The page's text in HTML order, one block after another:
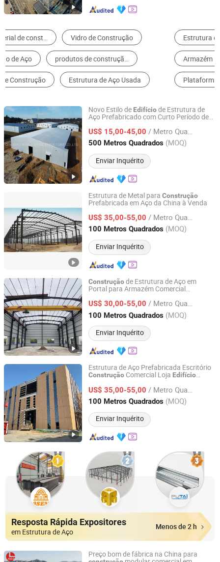
Estrutura de Aço
Armazém Pré-fabricado Oficinas & Plantas
Plataforma de Estrutura de Aço Casa Contêiner
Novo Estilo de Edifíciode Estrutura de
Aço Prefabricado com Curto Período de
US$ 15,00-45,00 / Metro Quadrado
500 Metros Quadrados (MOQ)
Enviar Inquérito
Qingdao Handy Steel Structure Co., Ltd.
Shandong, China Desde 2026
Estrutura de Metal para Construção
Prefabricada em Aço da China à Venda
US$ 35,00-55,00 / Metro Quadrado
100 Metros Quadrados (MOQ)
Enviar Inquérito
quanzhou ridge steel building co., ltd
Fujian, China Desde 2017
Construçãode Estrutura de Aço em
Portal para Armazém Comercial
Fabricada, Escritório Prefab, Galpão de
Metal para Fazenda
US$ 30,00-55,00 / Metro Quadrado
100 Metros Quadrados (MOQ)
Enviar Inquérito
Quanzhou Ridge Steel Structure Co., Ltd.
Fujian, China Desde 2017
Estrutura de Aço Prefabricada Escritório
Construção Comercial Loja Edifício
US$ 35,00-55,00 / Metro Quadrado
100 Metros Quadrados (MOQ)
Enviar Inquérito
quanzhou ridge steel building co., ltd
Fujian, China Desde 2017
Resposta Rápida Expositores
em Estrutura de Aço
Menos de 2 h
Preço bom de fábrica na China para